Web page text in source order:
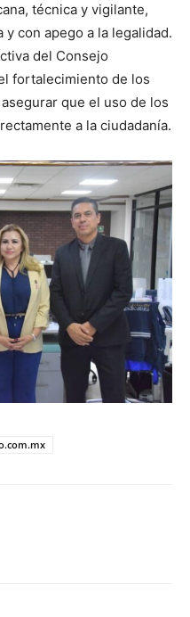
técnica y vigilante,
con apego a la legalidad.
del Consejo
fortalecimiento de los
que el uso de los
a la ciudadanía.